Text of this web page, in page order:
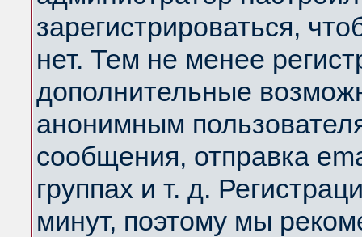
зарегистрироваться,
нет. Тем не менее
дополнительные
анонимным
сообщения, отправка
группах и т. д.
минут, поэтому мы